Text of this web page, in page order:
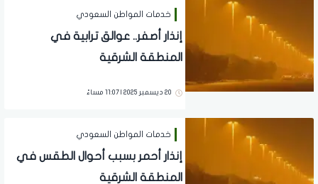
خدمات المواطن السعودي
إنذار أصفر.. عوالق ترابية في
المنطقة الشرقية
20 ديسمبر 2025 | 11:07 مساءً
خدمات المواطن السعودي
إنذار أحمر بسبب أحوال الطقس في
المنطقة الشرقية